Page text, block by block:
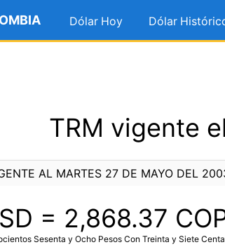
Dólar Hoy Dólar
TRM vigente
AL MARTES 27 DE MAYO DEL
= 2,868.37
Sesenta y Ocho Pesos Con Treinta y Siete